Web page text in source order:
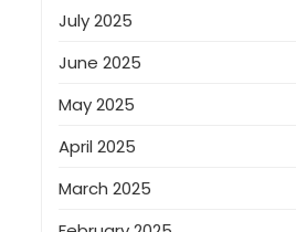
July 2025
June 2025
May 2025
April 2025
March 2025